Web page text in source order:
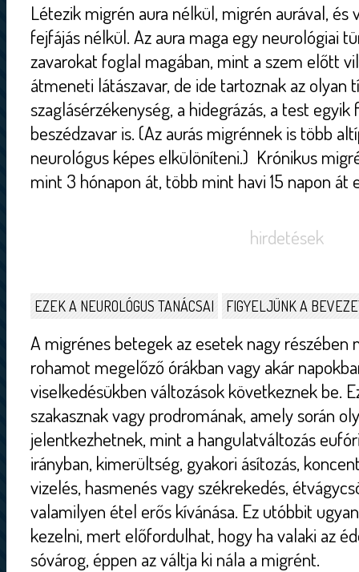
Létezik migrén aura nélkül, migrén aurával, és
fejfájás nélkül. Az aura maga egy neurológiai
zavarokat foglal magában, mint a szem előtt
átmeneti látászavar, de ide tartoznak az olyan
szaglásérzékenység, a hidegrázás, a test
beszédzavar is. (Az aurás migrénnek is több
neurológus képes elkülöníteni.) Krónikus
mint 3 hónapon át, több mint havi 15 napon
hirdetések
EZEK A NEUROLÓGUS TANÁCSAI FIGYELJÜNK A
A migrénes betegek az esetek nagy részében
rohamot megelőző órákban vagy akár
viselkedésükben változások következnek be.
szakasznak vagy prodromának, amely során
jelentkezhetnek, mint a hangulatváltozás
irányban, kimerültség, gyakori ásítozás,
vizelés, hasmenés vagy székrekedés,
valamilyen étel erős kívánása. Ez utóbbit
kezelni, mert előfordulhat, hogy ha valaki az
sóvárog, éppen az váltja ki nála a migrént.